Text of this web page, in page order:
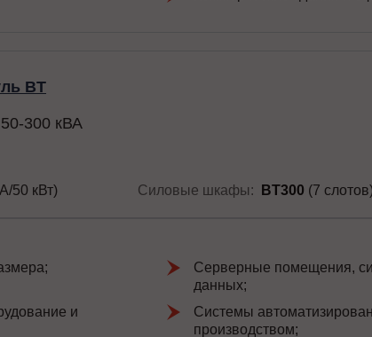
BT
50-300 кВА
50 кВт) Силовые шкафы: BT300 (7
Серверные помещения,
данных;
и
Системы
производством;